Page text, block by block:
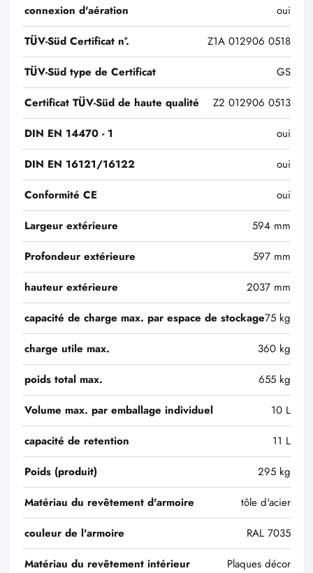
connexion d'aération
oui
TÜV-Süd Certificat n°.
Z1A 012906 0518
TÜV-Süd type de Certificat
GS
Certificat TÜV-Süd de haute qualité
Z2 012906 0513
DIN EN 14470 - 1
oui
DIN EN 16121/16122
oui
Conformité CE
oui
Largeur extérieure
594 mm
Profondeur extérieure
597 mm
hauteur extérieure
2037 mm
capacité de charge max. par espace de stockage75 kg
charge utile max.
360 kg
poids total max.
655 kg
Volume max. par emballage individuel
10 L
capacité de retention
11 L
Poids (produit)
295 kg
Matériau du revêtement d'armoire
tôle d'acier
couleur de l'armoire
RAL 7035
Matériau du revêtement intérieur
Plaques décor